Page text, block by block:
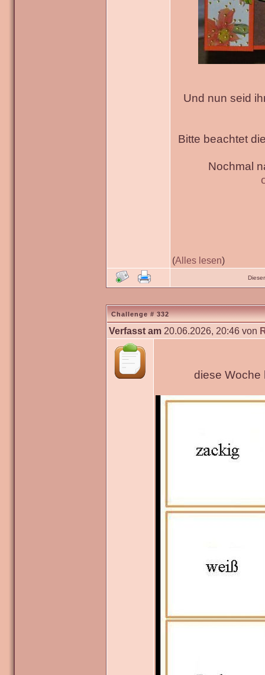
Und nun seid
Bitte beachtet
Nochmal
(Alles lesen)
Challenge # 332
Verfasst am 20.06.2026, 20:46 von
diese Woche